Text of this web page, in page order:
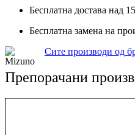
Бесплатна достава над
Бесплатна замена на
Сите производи од
Препорачани